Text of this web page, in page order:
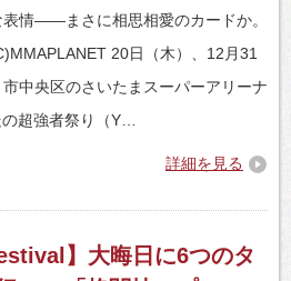
表情——まさに相思相愛のカードか。
20日（木）、12月31
中央区のさいたまスーパーアリーナ
超強者祭り（Y…
詳細を見る
】大晦日に6つのタ